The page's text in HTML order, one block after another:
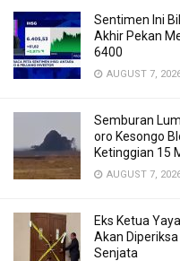
Sentimen Ini
Akhir Pekan
6400
AUGUST 7,
Semburan
oro Kesongo
Ketinggian 15
AUGUST 7,
Eks Ketua
Akan
Senjata